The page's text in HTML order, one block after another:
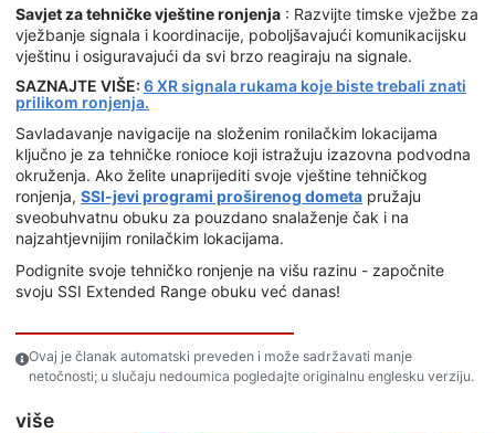
Savjet za tehničke vještine ronjenja : Razvijte timske vježbe za
vježbanje signala i koordinacije, poboljšavajući komunikacijsku
vještinu i osiguravajući da svi brzo reagiraju na signale.
SAZNAJTE VIŠE: 6 XR signala rukama koje biste trebali znati
prilikom ronjenja.
Savladavanje navigacije na složenim ronilačkim lokacijama
ključno je za tehničke ronioce koji istražuju izazovna podvodna
okruženja. Ako želite unaprijediti svoje vještine tehničkog
ronjenja, SSI-jevi programi proširenog dometa pružaju
sveobuhvatnu obuku za pouzdano snalaženje čak i na
najzahtjevnijim ronilačkim lokacijama.
Podignite svoje tehničko ronjenje na višu razinu - započnite
svoju SSI Extended Range obuku već danas!
Ovaj je članak automatski preveden i može sadržavati manje
netočnosti; u slučaju nedoumica pogledajte originalnu englesku verziju.
više